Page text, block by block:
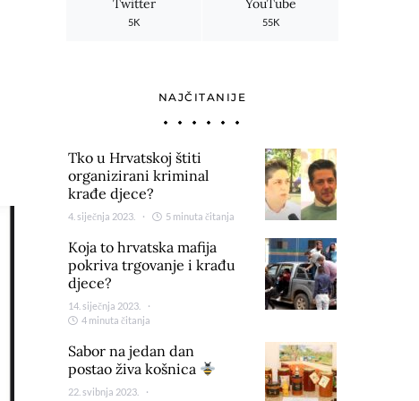
Twitter
5K
YouTube
55K
NAJČITANIJE
Tko u Hrvatskoj štiti
organizirani kriminal
krađe djece?
4. siječnja 2023. 5 minuta čitanja
Koja to hrvatska mafija
pokriva trgovanje i krađu
djece?
14. siječnja 2023.
4 minuta čitanja
Sabor na jedan dan
postao živa košnica
22. svibnja 2023.